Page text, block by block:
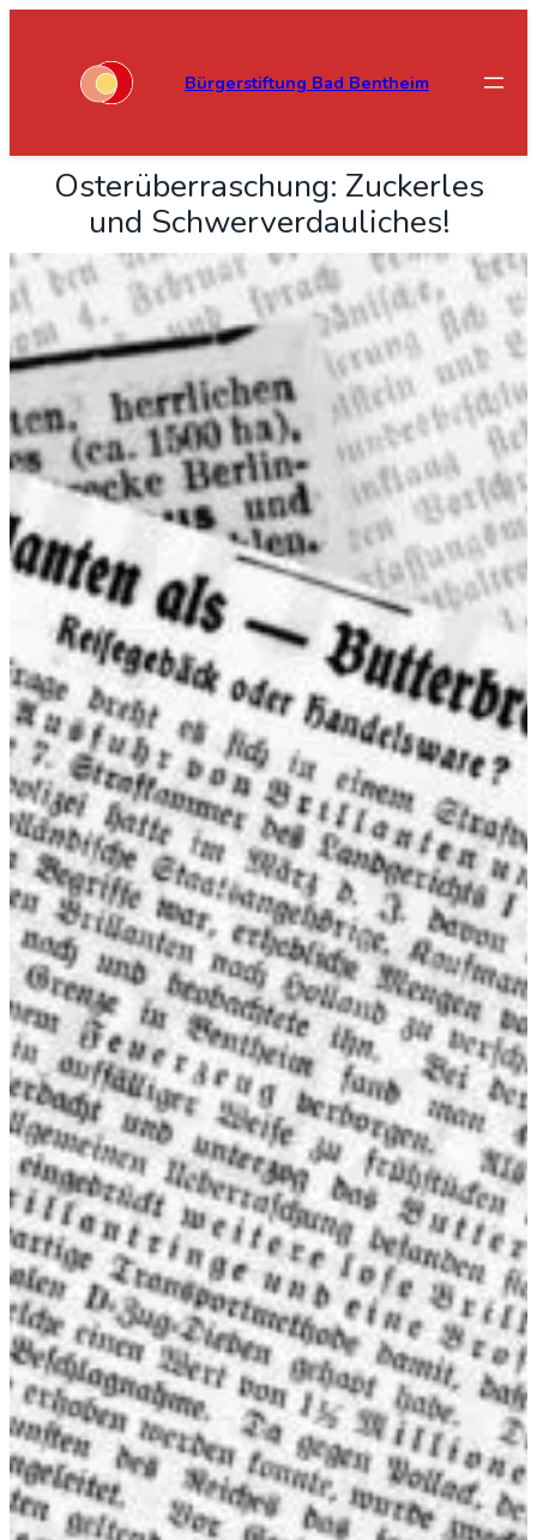
Bürgerstiftung Bad Bentheim
Oster­über­ra­schung: Zucker­les
und Schwer­ver­dau­li­ches!